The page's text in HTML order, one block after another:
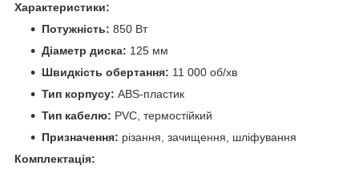
Характеристики:
Потужність: 850 Вт
Діаметр диска: 125 мм
Швидкість обертання: 11 000 об/хв
Тип корпусу: ABS‑пластик
Тип кабелю: PVC, термостійкий
Призначення: різання, зачищення, шліфування
Комплектація: